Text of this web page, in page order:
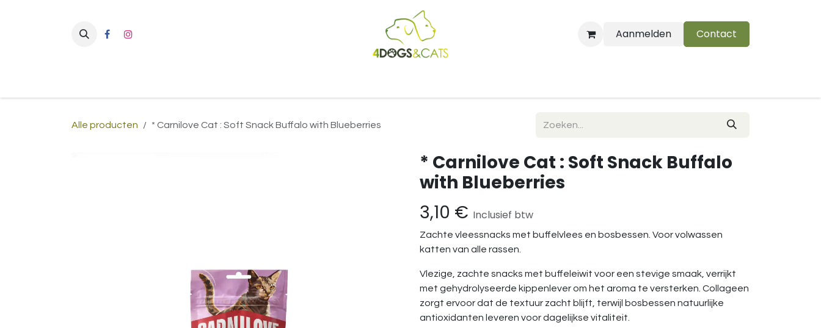
Aanmelden
Contact
Alle producten * Carnilove Cat : Soft Snack Buffalo with Blueberries
* Carnilove Cat : Soft Snack Buffalo
with Blueberries
3,10 € Inclusief btw
Zachte vleessnacks met buffelvlees en bosbessen. Voor volwassen
katten van alle rassen.
Vlezige, zachte snacks met buffeleiwit voor een stevige smaak, verrijkt
met gehydrolyseerde kippenlever om het aroma te versterken. Collageen
zorgt ervoor dat de textuur zacht blijft, terwijl bosbessen natuurlijke
antioxidanten leveren voor dagelijkse vitaliteit.